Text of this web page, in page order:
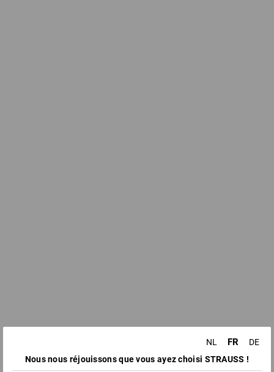
NL FR
DE
Nous nous réjouissons que vous ayez choisi STRAUSS !